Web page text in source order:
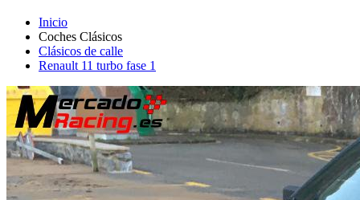
Inicio
Coches Clásicos
Clásicos de calle
Renault 11 turbo fase 1